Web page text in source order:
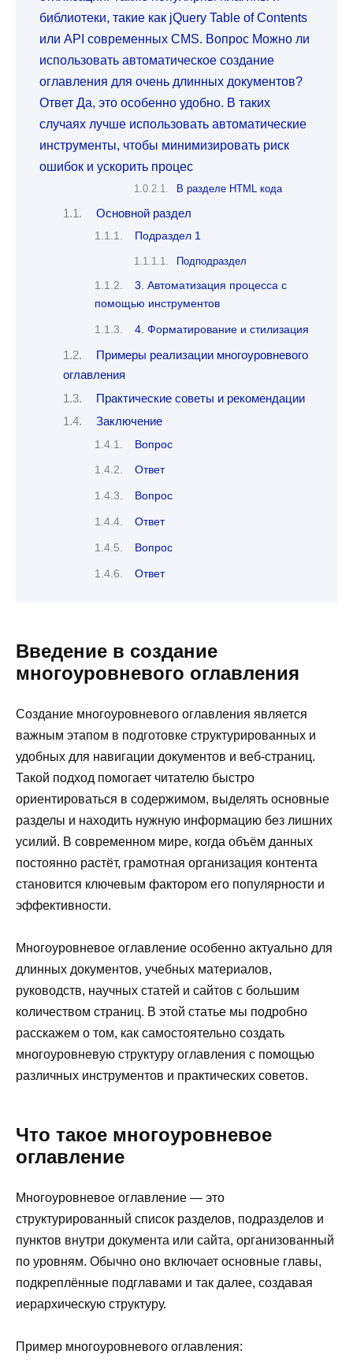
библиотеки, такие как jQuery Table of Contents
или API современных CMS. Вопрос Можно ли
использовать автоматическое создание
оглавления для очень длинных документов?
Ответ Да, это особенно удобно. В таких
случаях лучше использовать автоматические
инструменты, чтобы минимизировать риск
ошибок и ускорить процес
В разделе HTML кода
Основной раздел
Подраздел 1
Подподраздел
3. Автоматизация процесса с
помощью инструментов
4. Форматирование и стилизация
Примеры реализации многоуровневого
оглавления
Практические советы и рекомендации
Заключение
Вопрос
Ответ
Вопрос
Ответ
Вопрос
Ответ
Введение в создание
многоуровневого оглавления
Создание многоуровневого оглавления является
важным этапом в подготовке структурированных и
удобных для навигации документов и веб-страниц.
Такой подход помогает читателю быстро
ориентироваться в содержимом, выделять основные
разделы и находить нужную информацию без лишних
усилий. В современном мире, когда объём данных
постоянно растёт, грамотная организация контента
становится ключевым фактором его популярности и
эффективности.
Многоуровневое оглавление особенно актуально для
длинных документов, учебных материалов,
руководств, научных статей и сайтов с большим
количеством страниц. В этой статье мы подробно
расскажем о том, как самостоятельно создать
многоуровневую структуру оглавления с помощью
различных инструментов и практических советов.
Что такое многоуровневое
оглавление
Многоуровневое оглавление — это
структурированный список разделов, подразделов и
пунктов внутри документа или сайта, организованный
по уровням. Обычно оно включает основные главы,
подкреплённые подглавами и так далее, создавая
иерархическую структуру.
Пример многоуровневого оглавления: